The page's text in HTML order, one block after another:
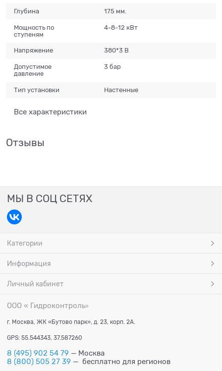
Глубина 175 мм.
Мощность по
ступеням
4-8-12 кВт
Напряжение 380*3 В
Допустимое
давление
3 бар
Тип установки Настенные
Все характеристики
Отзывы
МЫ В СОЦ СЕТЯХ
Категории
Информация
Личный кабинет
ООО « Гидроконтроль»
г. Москва, ЖК «Бутово парк», д. 23, корп. 2А.
GPS: 55.544343, 37.587260
8 (495) 902 54 79 — Москва
8 (800) 505 27 39 — бесплатно для регионов